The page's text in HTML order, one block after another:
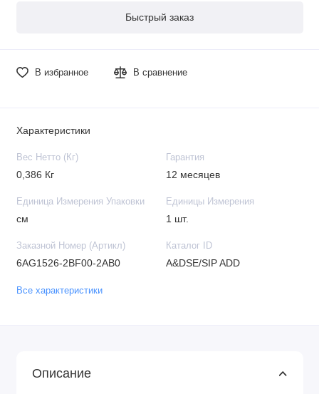
Быстрый заказ
В избранное В сравнение
Характеристики
Вес Нетто (Кг)
0,386 Кг
Гарантия
12 месяцев
Единица Измерения Упаковки
см
Единицы Измерения
1 шт.
Заказной Номер (Артикл)
6AG1526-2BF00-2AB0
Каталог ID
A&DSE/SIP ADD
Все характеристики
Описание